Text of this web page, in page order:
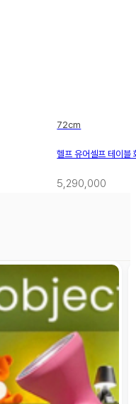
72cm
헬프 유어셀프 테이블
5,290,000